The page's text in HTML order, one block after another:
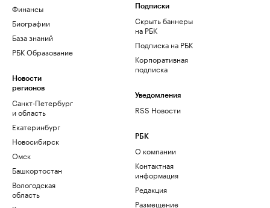
Финансы
Биографии
База знаний
РБК Образование
Новости
регионов
Санкт-Петербург
и область
Екатеринбург
Новосибирск
Омск
Башкортостан
Вологодская
область
Подписки
Скрыть баннеры
на РБК
Подписка на РБК
Корпоративная
подписка
Уведомления
RSS Новости
РБК
О компании
Контактная
информация
Редакция
Размещение